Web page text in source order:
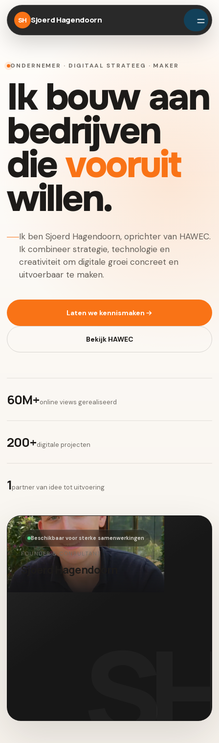
SH Sjoerd Hagendoorn
ONDERNEMER · DIGITAAL STRATEEG · MAKER
Ik bouw aan
bedrijven
dievooruit
willen.
Ik ben Sjoerd Hagendoorn, oprichter van HAWEC.
Ik combineer strategie, technologie en
creativiteit om digitale groei concreet en
uitvoerbaar te maken.
Laten we kennismaken
Bekijk HAWEC
60M+online views gerealiseerd
200+digitale projecten
1partner van idee tot uitvoering
Beschikbaar voor sterke samenwerkingen
FOUNDER & CONSULTANT
Sjoerd Hagendoorn